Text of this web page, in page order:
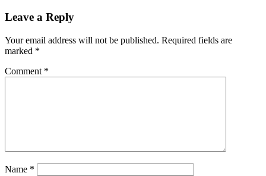
Leave a Reply
Your email address will not be published. Required fields are
marked *
Comment *
Name *